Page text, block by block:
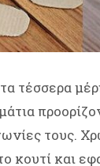
τέσσερα
τους.
κουτί και